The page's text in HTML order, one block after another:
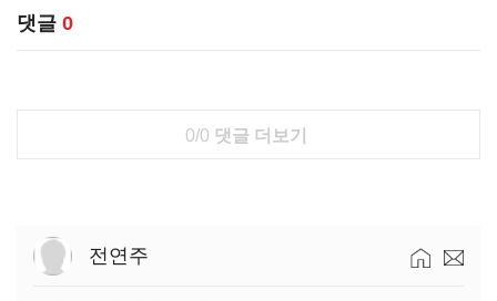
댓글 0
0/0 댓글 더보기
전연주